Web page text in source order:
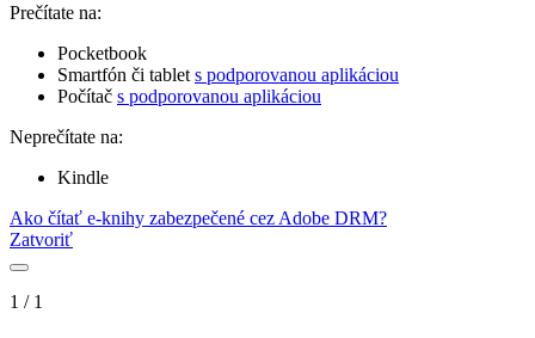
Prečítate na:
Pocketbook
Smartfón či tablet s podporovanou aplikáciou
Počítač s podporovanou aplikáciou
Neprečítate na:
Kindle
Ako čítať e-knihy zabezpečené cez Adobe DRM?
Zatvoriť
1 / 1